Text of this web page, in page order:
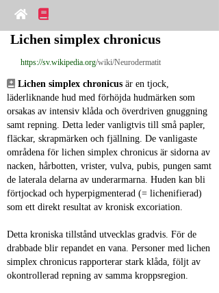
Lichen simplex chronicus
https://sv.wikipedia.org/wiki/Neurodermatit
Lichen simplex chronicus är en tjock,
läderliknande hud med förhöjda hudmärken som
orsakas av intensiv klåda och överdriven gnuggning
samt repning. Detta leder vanligtvis till små papler,
fläckar, skrapmärken och fjällning. De vanligaste
områdena för lichen simplex chronicus är sidorna av
nacken, hårbotten, vrister, vulva, pubis, pungen samt
de laterala delarna av underarmarna. Huden kan bli
förtjockad och hyperpigmenterad (= lichenifierad)
som ett direkt resultat av kronisk excoriation.
Detta kroniska tillstånd utvecklas gradvis. För de
drabbade blir repandet en vana. Personer med lichen
simplex chronicus rapporterar stark klåda, följt av
okontrollerad repning av samma kroppsregion.